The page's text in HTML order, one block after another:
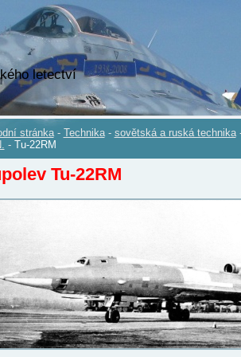
letectví
stránka - Technika - sovětská a ruská technika
- Tu-22RM
Tu-22RM